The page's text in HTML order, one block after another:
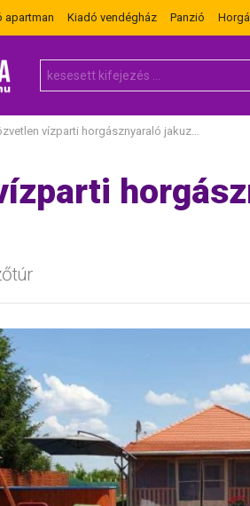
apartman Kiadó vendégház Panzió
for:
vízparti horgásznyaraló jakuzzival